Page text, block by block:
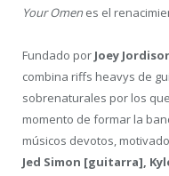
Your Omen es el
Fundado por Joey
combina riffs heavys de
sobrenaturales por los
momento de formar la
músicos devotos,
Jed Simon [guitarra],